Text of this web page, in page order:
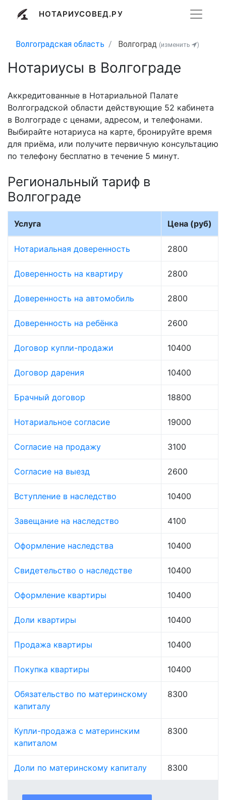
НОТАРИУСОВЕД.РУ
Волгоградская область Волгоград (изменить )
Нотариусы в Волгограде
Аккредитованные в Нотариальной Палате
Волгоградской области действующие 52 кабинета
в Волгограде с ценами, адресом, и телефонами.
Выбирайте нотариуса на карте, бронируйте время
для приёма, или получите первичную консультацию
по телефону бесплатно в течение 5 минут.
Региональный тариф в
Волгограде
Услуга Цена (руб)
Нотариальная доверенность 2800
Доверенность на квартиру 2800
Доверенность на автомобиль 2800
Доверенность на ребёнка 2600
Договор купли-продажи 10400
Договор дарения 10400
Брачный договор 18800
Нотариальное согласие 19000
Согласие на продажу 3100
Согласие на выезд 2600
Вступление в наследство 10400
Завещание на наследство 4100
Оформление наследства 10400
Свидетельство о наследстве 10400
Оформление квартиры 10400
Доли квартиры 10400
Продажа квартиры 10400
Покупка квартиры 10400
Обязательство по материнскому
капиталу
8300
Купли-продажа с материнским
капиталом
8300
Доли по материнскому капиталу 8300